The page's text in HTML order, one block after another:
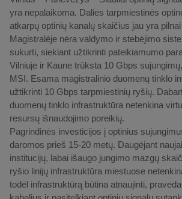
yra nepalaikoma. Dalies tarpmiestinės
atkarpų optinių kanalų skaičius jau yra
Magistralėje nėra valdymo ir stebėjimo
sukurti, siekiant užtikrinti pateikiamumo
Vilniuje ir Kaune trūksta 10 Gbps
MSI. Esama magistralinio duomenų tinklo
užtikrinti 10 Gbps tarpmiestinių ryšių.
duomenų tinklo infrastruktūra netenkina
resursų išnaudojimo poreikių.
Pagrindinės investicijos į optinius
daromos prieš 15-20 metų. Daugėjant
institucijų, labai išaugo jungimo mazgų
ryšio linijų infrastruktūra miestuose
todėl infrastruktūrą būtina atnaujinti,